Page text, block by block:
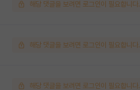
해당 댓글을 보려면 로그인이 필요합니다.
해당 댓글을 보려면 로그인이 필요합니다.
해당 댓글을 보려면 로그인이 필요합니다.